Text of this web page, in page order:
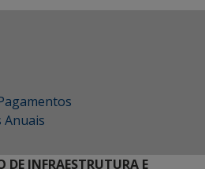
Anuais
DE INFRAESTRUTURA E